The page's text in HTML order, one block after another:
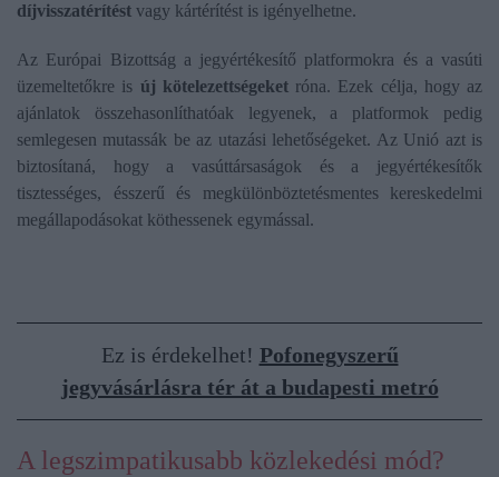
díjvisszatérítést vagy kártérítést is igényelhetne.
Az Európai Bizottság a jegyértékesítő platformokra és a vasúti
üzemeltetőkre is új kötelezettségeketróna. Ezek célja, hogy az
ajánlatok összehasonlíthatóak legyenek, a platformok pedig
semlegesen mutassák be az utazási lehetőségeket. Az Unió azt is
biztosítaná, hogy a vasúttársaságok és a jegyértékesítők
tisztességes, ésszerű és megkülönböztetésmentes kereskedelmi
megállapodásokat köthessenek egymással.
Ez is érdekelhet! Pofonegyszerű
jegyvásárlásra tér át a budapesti metró
A legszimpatikusabb közlekedési mód?